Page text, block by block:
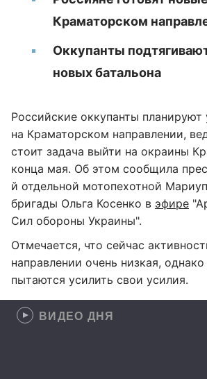
Краматорском
Оккупанты
новых батальона
Российские оккупанты планируют
на Краматорском направлении,
стоит задача выйти на окраины
конца мая. Об этом сообщила
й отдельной мотопехотной
бригады Ольга Косенко в эфире
Сил обороны Украины".
Отмечается, что сейчас
направлении очень низкая,
пытаются усилить свои усилия.
ВИДЕО ДНЯ